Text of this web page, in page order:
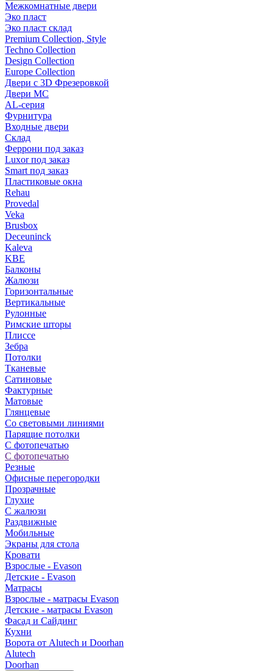
Межкомнатные двери
Эко пласт
Эко пласт склад
Premium Collection, Style
Techno Collection
Design Collection
Europe Collection
Двери с 3D Фрезеровкой
Двери МС
AL-серия
Фурнитура
Входные двери
Склад
Феррони под заказ
Luxor под заказ
Smart под заказ
Пластиковые окна
Rehau
Provedal
Veka
Brusbox
Deceuninck
Kaleva
KBE
Балконы
Жалюзи
Горизонтальные
Вертикальные
Рулонные
Римские шторы
Плиссе
Зебра
Потолки
Тканевые
Сатиновые
Фактурные
Матовые
Глянцевые
Со световыми линиями
Парящие потолки
С фотопечатью
С фотопечатью
Резные
Офисные перегородки
Прозрачные
Глухие
С жалюзи
Раздвижные
Мобильные
Экраны для стола
Кровати
Взрослые - Evason
Детские - Evason
Матрасы
Взрослые - матрасы Evason
Детские - матрасы Evason
Фасад и Сайдинг
Кухни
Ворота от Alutech и Doorhan
Alutech
Doorhan